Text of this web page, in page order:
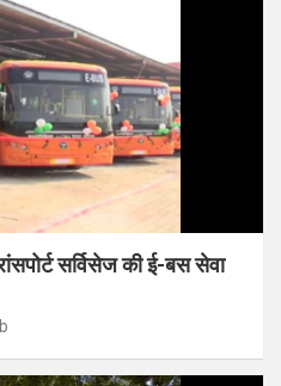
सर्विसेज की ई-बस सेवा